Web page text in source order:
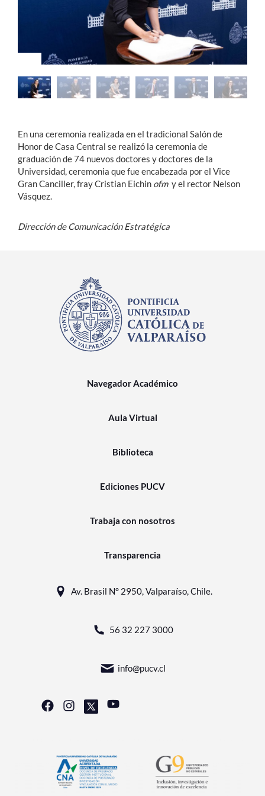
Académicos
Funcionarios
Alumni
English
En una ceremonia realizada en el tradicional Salón de
Honor de Casa Central se realizó la ceremonia de
graduación de 74 nuevos doctores y doctores de la
Universidad, ceremonia que fue encabezada por el Vice
Gran Canciller, fray Cristian Eichin ofm y el rector Nelson
Vásquez.
Dirección de Comunicación Estratégica
Navegador Académico
Aula Virtual
Biblioteca
Ediciones PUCV
Trabaja con nosotros
Transparencia
Av. Brasil N° 2950, Valparaíso, Chile.
56 32 227 3000
info@pucv.cl